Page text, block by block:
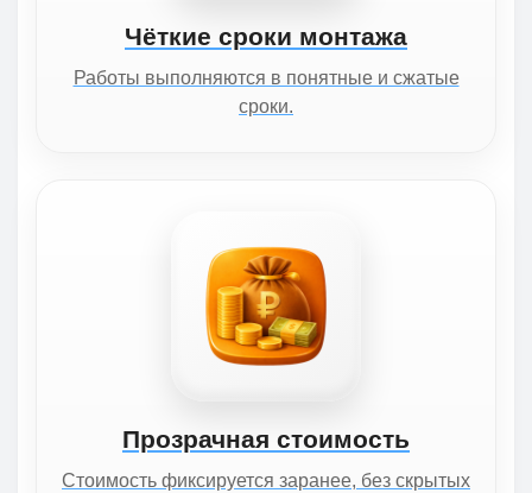
Чёткие сроки монтажа
Работы выполняются в понятные и сжатые
сроки.
Прозрачная стоимость
Стоимость фиксируется заранее, без скрытых